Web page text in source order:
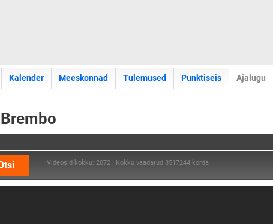
Kalender Meeskonnad Tulemused Punktiseis Ajalugu
Videosid kokku: 2072 | Kokku vaadatud 8517244 korda